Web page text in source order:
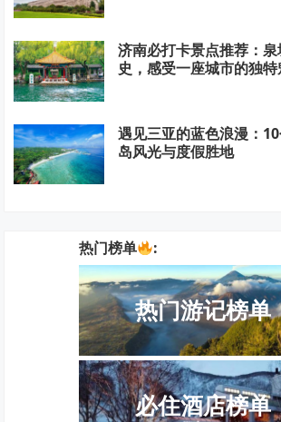
济南必打卡景点推荐：
史，感受一座城市的独特
遇见三亚的蓝色浪漫：
岛风光与度假胜地
热门榜单 :
热门游记榜单
必住酒店榜单